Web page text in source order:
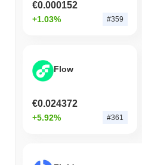
€0.000152
+1.03% #359
Flow
€0.024372
+5.92% #361